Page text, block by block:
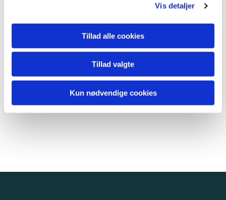
Vis detaljer
Tillad alle cookies
Tillad valgte
Kun nødvendige cookies